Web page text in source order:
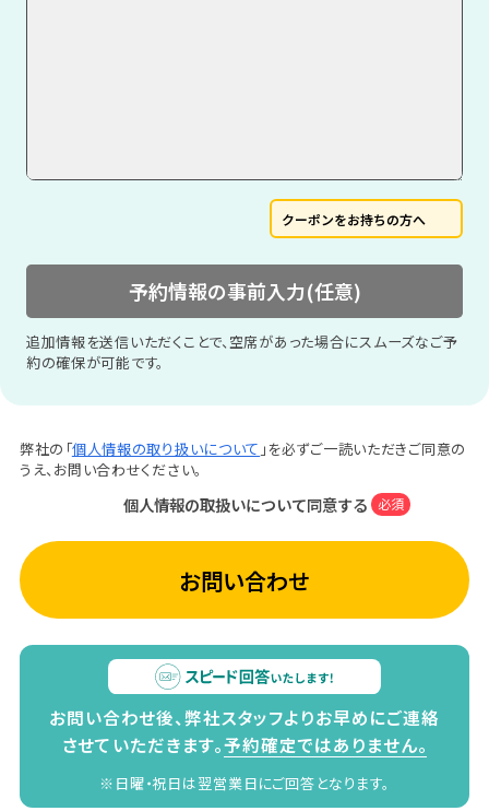
クーポンをお持ちの方へ
予約情報の事前入力(任意)
追加情報を送信いただくことで、空席があった場合にスムーズなご予
約の確保が可能です。
弊社の「個人情報の取り扱いについて 」を必ずご一読いただきご同意の
うえ、お問い合わせください。
個人情報の取扱いについて同意する 必須
お問い合わせ
お問い合わせ後、弊社スタッフよりお早めにご連絡
させていただきます。予約確定ではありません。
※日曜・祝日は翌営業日にご回答となります。